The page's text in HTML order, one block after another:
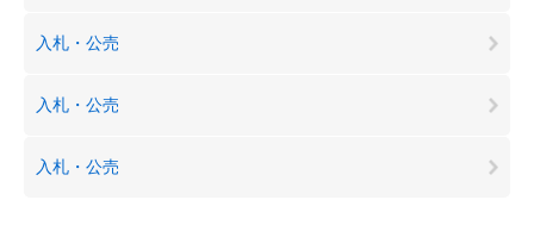
入札・公売
入札・公売
入札・公売